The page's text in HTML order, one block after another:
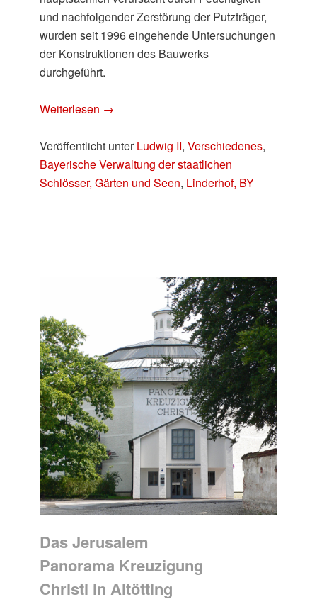
und nachfolgender Zerstörung der Putzträger,
wurden seit 1996 eingehende Untersuchungen
der Konstruktionen des Bauwerks
durchgeführt.
Weiterlesen →
Veröffentlicht unter Ludwig II,Verschiedenes,
Bayerische Verwaltung der staatlichen
Schlösser, Gärten und Seen, Linderhof, BY
Das Jerusalem
Panorama Kreuzigung
Christi in Altötting